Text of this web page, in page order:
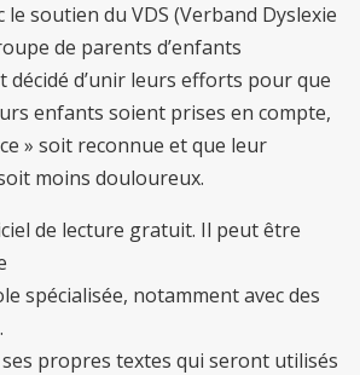
le soutien du VDS (Verband Dyslexie
de parents d’enfants
décidé d’unir leurs efforts pour que
enfants soient prises en compte,
» soit reconnue et que leur
moins douloureux.
de lecture gratuit. Il peut être
spécialisée, notamment avec des
ses propres textes qui seront utilisés